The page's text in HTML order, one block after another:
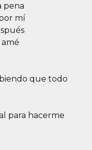
pena
mí
que todo
para hacerme